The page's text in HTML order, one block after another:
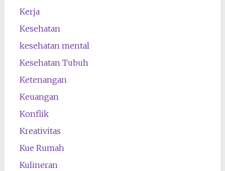
Kerja
Kesehatan
kesehatan mental
Kesehatan Tubuh
Ketenangan
Keuangan
Konflik
Kreativitas
Kue Rumah
Kulineran